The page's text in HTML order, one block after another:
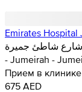
Emirates Hospital
شارع شاطئ جميرة /Jumeirah Beach Street- near Dubai Canal
- Jumeirah -
Прием в клинике
675 AED